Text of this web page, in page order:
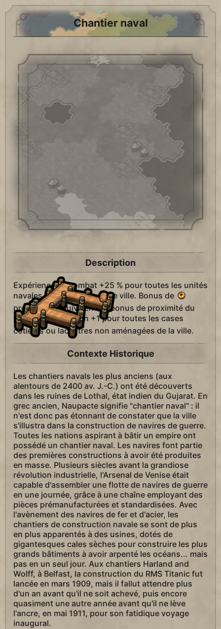
Chantier naval
Description
Expérience au combat +25 % pour toutes les unités
navales formées dans cette ville. Bonus de
production équivalent au bonus de proximité du
port.
Production +1 pour toutes les cases
côtières ou lacustres non aménagées de la ville.
Contexte Historique
Les chantiers navals les plus anciens (aux
alentours de 2400 av. J.-C.) ont été découverts
dans les ruines de Lothal, état indien du Gujarat. En
grec ancien, Naupacte signifie "chantier naval" : il
n'est donc pas étonnant de constater que la ville
s'illustra dans la construction de navires de guerre.
Toutes les nations aspirant à bâtir un empire ont
possédé un chantier naval. Les navires font partie
des premières constructions à avoir été produites
en masse. Plusieurs siècles avant la grandiose
révolution industrielle, l'Arsenal de Venise était
capable d'assembler une flotte de navires de guerre
en une journée, grâce à une chaîne employant des
pièces prémanufacturées et standardisées. Avec
l'avènement des navires de fer et d'acier, les
chantiers de construction navale se sont de plus
en plus apparentés à des usines, dotés de
gigantesques cales sèches pour construire les plus
grands bâtiments à avoir arpenté les océans... mais
pas en un seul jour. Aux chantiers Harland and
Wolff, à Belfast, la construction du RMS Titanic fut
lancée en mars 1909, mais il fallut attendre plus
d'un an avant qu'il ne soit achevé, puis encore
quasiment une autre année avant qu'il ne lève
l'ancre, en mai 1911, pour son fatidique voyage
inaugural.